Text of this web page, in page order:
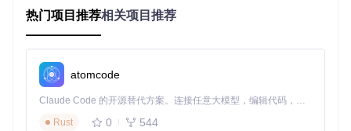
在Android设备上开启"开发者选项"和"无线调试"功能
快速配对流程
方法一：二维码扫描配对（推荐）
在APK Installer中点击"配对设备"按钮
系统生成专属配对二维码
用Android设备的相机或设置中的"无线调试"扫描二维码
自动完成连接，无需手动输入任何信息
在Android设备的无线调试设置中找到设备IP和配对码
热门项目推荐相关项目推荐
atomcode
Claude Code 的开源替代方案。连接任意大模型，编辑代码，运行命令，自动验证 — 全自动执行。用 Rust 构建，极致性能。 ｜ An open-source alternative to Claude Code. Connect any LLM, edit code, run commands, and verify changes — autonomously. Built in Rust for speed. Get Started
Rust
0 544